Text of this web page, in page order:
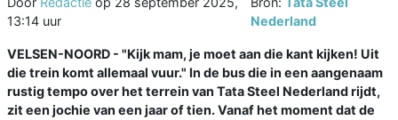
13:14 uur
Nederland
VELSEN-NOORD - "Kijk mam, je moet aan die kant kijken! Uit
die trein komt allemaal vuur." In de bus die in een aangenaam
rustig tempo over het terrein van Tata Steel Nederland rijdt,
zit een jochie van een jaar of tien. Vanaf het moment dat de